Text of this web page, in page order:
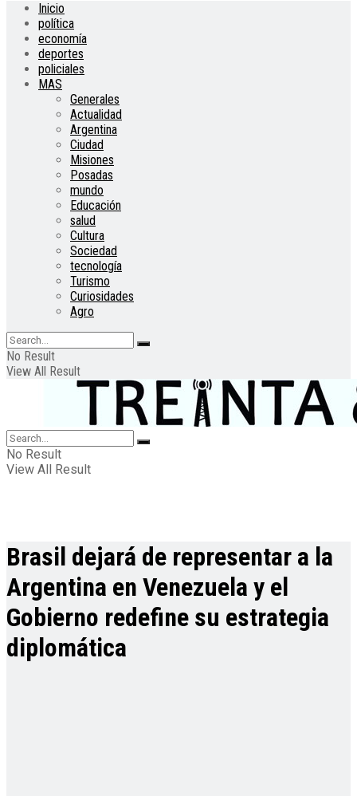
Inicio
política
economía
deportes
policiales
MAS
Generales
Actualidad
Argentina
Ciudad
Misiones
Posadas
mundo
Educación
salud
Cultura
Sociedad
tecnología
Turismo
Curiosidades
Agro
No Result
View All Result
No Result
View All Result
Brasil dejará de representar a la
Argentina en Venezuela y el
Gobierno redefine su estrategia
diplomática